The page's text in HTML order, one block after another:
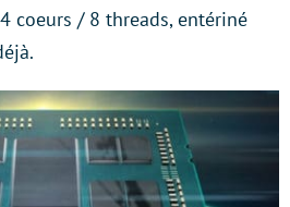
coeurs / 8 threads, entériné